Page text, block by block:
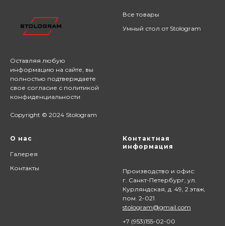
Оставляя любую
информацию на сайте, вы
полностью подтверждаете
свое согласие с политикой
конфиденциальности
Copyright © 2024 Stologram
Все товары
Умный стол от Stologram
О нас
Галерея
Контакты
Контактная
информация
Производство и офис:
г. Санкт-Петербург, ул.
Курляндская, д. 49, 2 этаж,
пом. 2-021
stologram@gmail.com
+7 (953)155-02-00